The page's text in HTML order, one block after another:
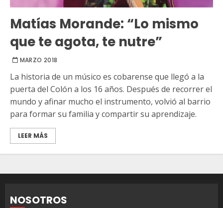
Matías Morande: “Lo mismo
que te agota, te nutre”
MARZO 2018
La historia de un músico es cobarense que llegó a la
puerta del Colón a los 16 años. Después de recorrer el
mundo y afinar mucho el instrumento, volvió al barrio
para formar su familia y compartir su aprendizaje.
LEER MÁS
NOSOTROS